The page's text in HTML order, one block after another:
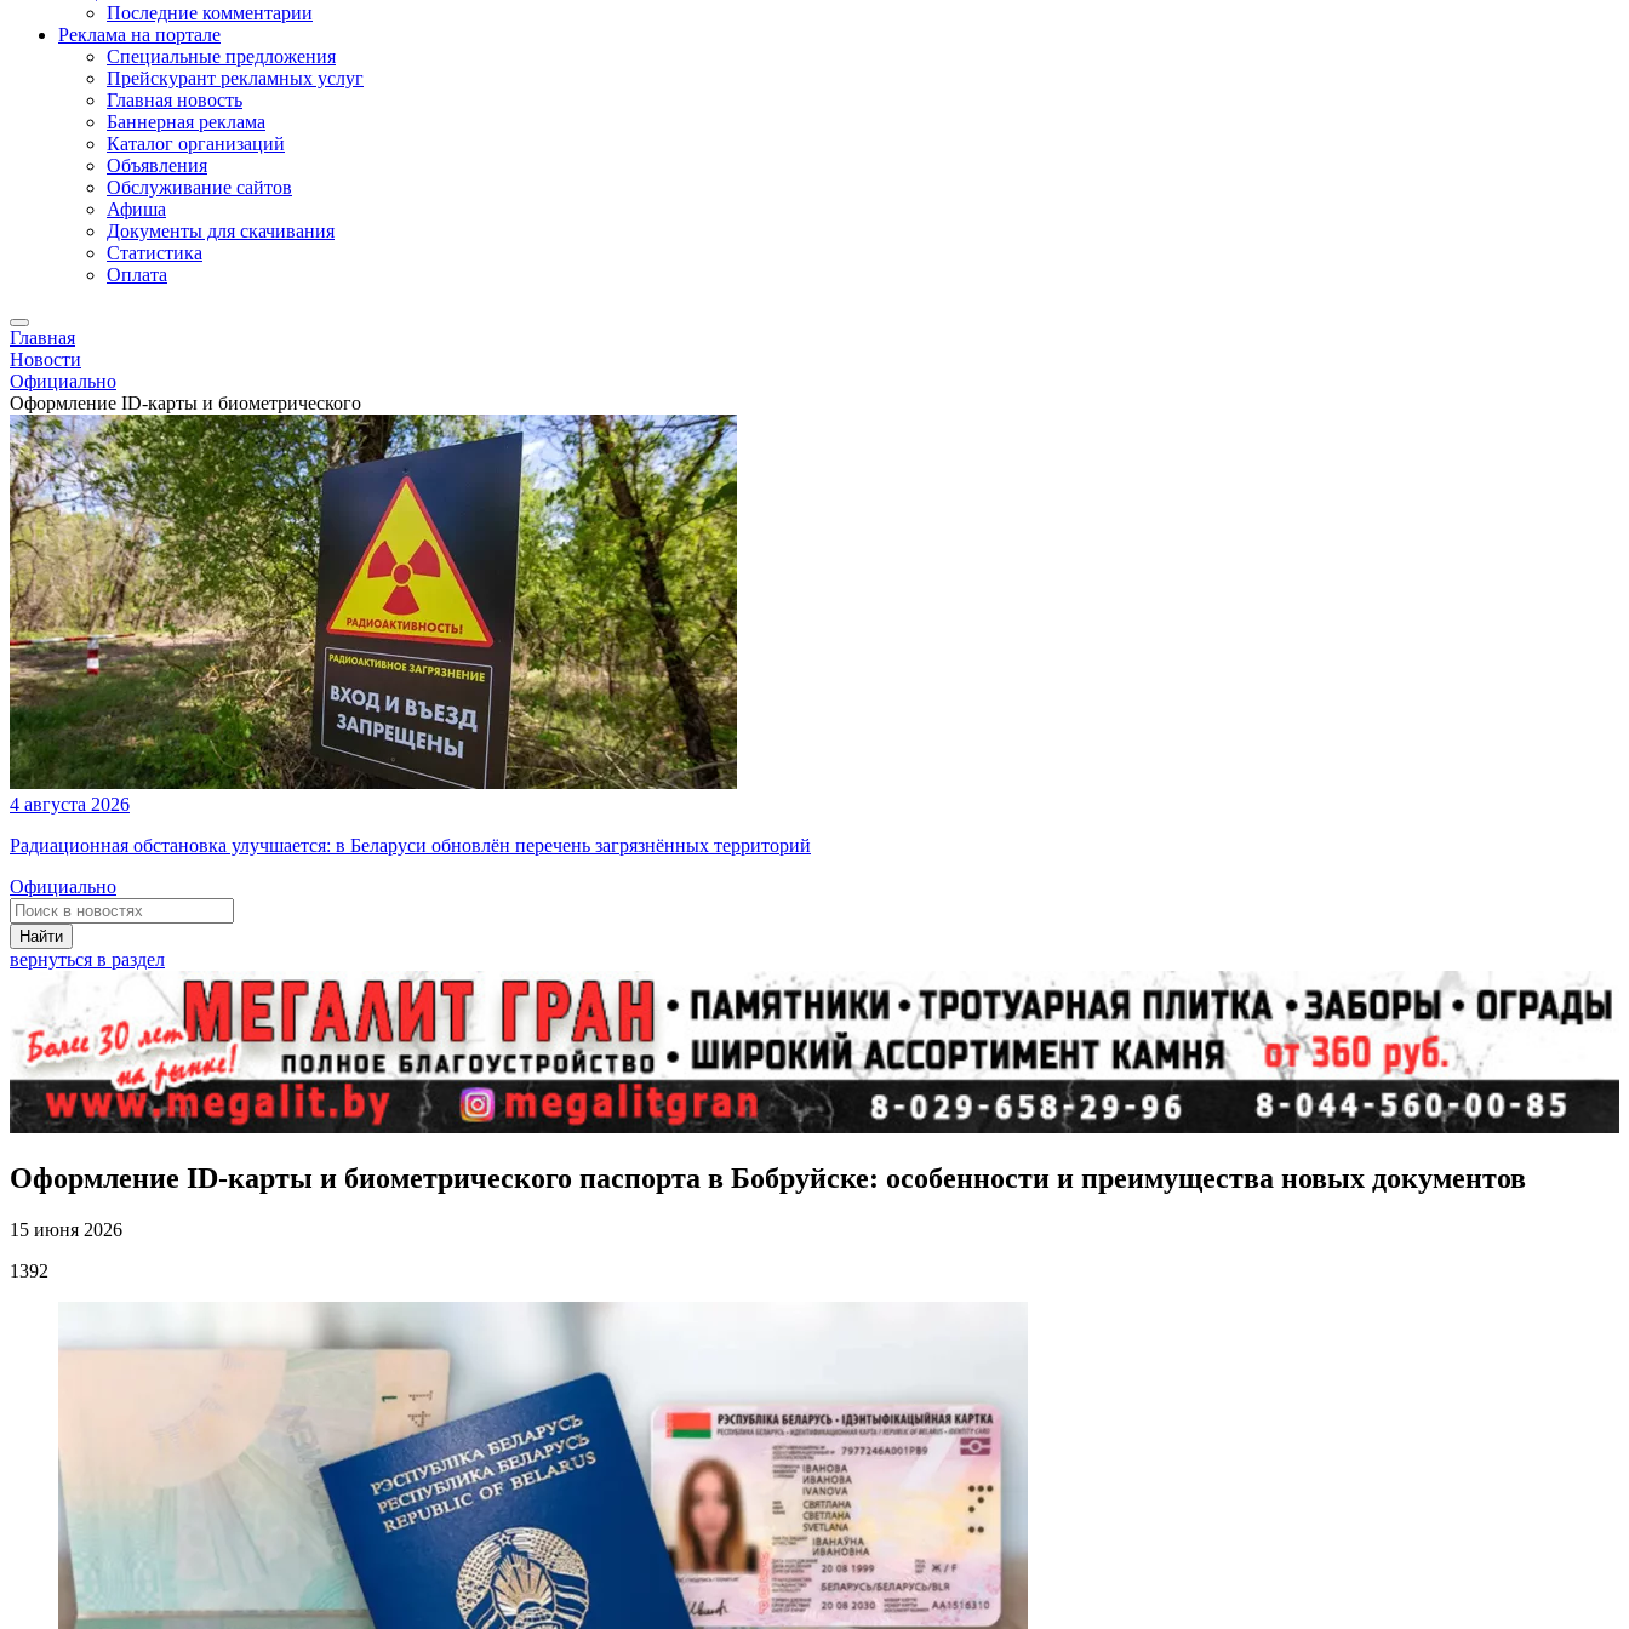
Последние комментарии
Реклама на портале
Специальные предложения
Прейскурант рекламных услуг
Главная новость
Баннерная реклама
Каталог организаций
Объявления
Обслуживание сайтов
Афиша
Документы для скачивания
Статистика
Оплата
Главная
Новости
Официально
Оформление ID-карты и биометрического
4 августа 2026
Радиационная обстановка улучшается: в Беларуси обновлён перечень загрязнённых территорий
Официально
Найти
вернуться в раздел
Оформление ID-карты и биометрического паспорта в Бобруйске: особенности и преимущества новых документов
15 июня 2026
1392